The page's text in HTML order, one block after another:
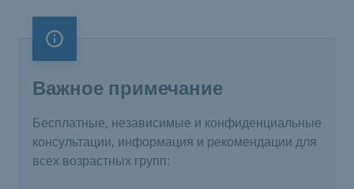
Важное примечание
Важное примечание
Бесплатные, независимые и конфиденциальные
консультации, информация и рекомендации для
всех возрастных групп: